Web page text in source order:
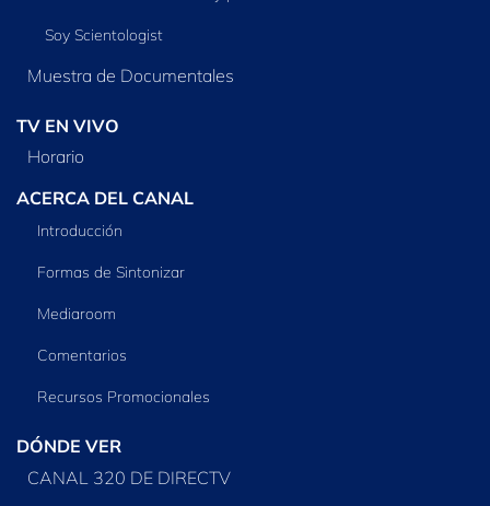
Soy Scientologist
Muestra de Documentales
TV EN VIVO
Horario
ACERCA DEL CANAL
Introducción
Formas de Sintonizar
Mediaroom
Comentarios
Recursos Promocionales
DÓNDE VER
CANAL 320 DE DIRECTV